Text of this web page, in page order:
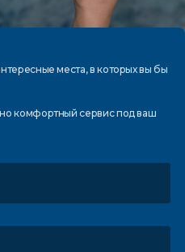
места, в которыхвы бы
комфортныйсервис под ваш